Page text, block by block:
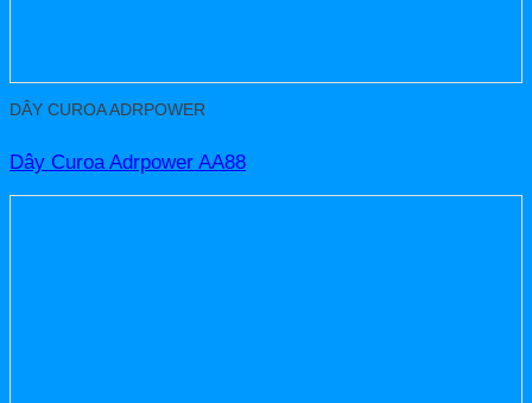
DÂY CUROA ADRPOWER
Dây Curoa Adrpower AA88